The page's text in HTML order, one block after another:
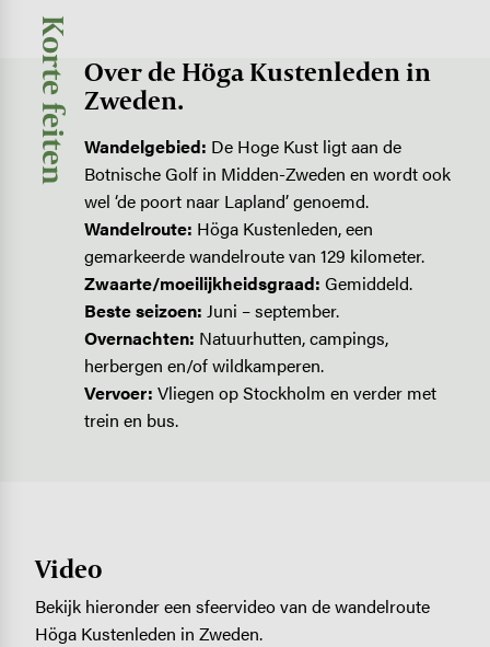
Korte feiten Over de Höga Kustenleden in
Zweden.
Wandelgebied: De Hoge Kust ligt aan de
Botnische Golf in Midden-Zweden en wordt ook
wel ‘de poort naar ­Lapland’ genoemd.
Wandelroute: Höga Kustenleden, een
gemarkeerde wandelroute van 129 kilometer.
Zwaarte/moeilijkheidsgraad: Gemiddeld.
Beste seizoen: Juni – september.
Overnachten: Natuurhutten, campings,
herbergen en/of wildkamperen.
Vervoer: Vliegen op Stockholm en verder met
trein en bus.
Video
Bekijk hieronder een sfeervideo van de wandelroute
Höga Kustenleden in Zweden.